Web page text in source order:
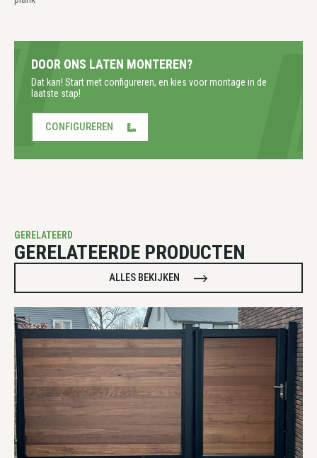
DOOR ONS LATEN MONTEREN?
Dat kan! Start met configureren, en kies voor montage in de
laatste stap!
CONFIGUREREN
GERELATEERD
GERELATEERDE PRODUCTEN
ALLES BEKIJKEN